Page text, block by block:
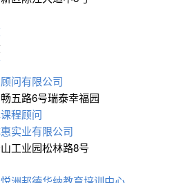
问有限公司
五路6号瑞泰幸福园
程顾问
实业有限公司
工业园松林路8号